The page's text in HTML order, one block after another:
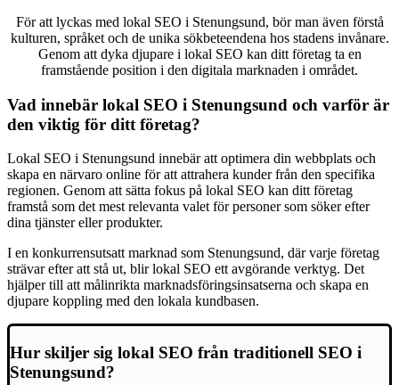
För att lyckas med lokal SEO i Stenungsund, bör man även förstå
kulturen, språket och de unika sökbeteendena hos stadens invånare.
Genom att dyka djupare i lokal SEO kan ditt företag ta en
framstående position i den digitala marknaden i området.
Vad innebär lokal SEO i Stenungsund och varför är
den viktig för ditt företag?
Lokal SEO i Stenungsund innebär att optimera din webbplats och
skapa en närvaro online för att attrahera kunder från den specifika
regionen. Genom att sätta fokus på lokal SEO kan ditt företag
framstå som det mest relevanta valet för personer som söker efter
dina tjänster eller produkter.
I en konkurrensutsatt marknad som Stenungsund, där varje företag
strävar efter att stå ut, blir lokal SEO ett avgörande verktyg. Det
hjälper till att målinrikta marknadsföringsinsatserna och skapa en
djupare koppling med den lokala kundbasen.
Hur skiljer sig lokal SEO från traditionell SEO i
Stenungsund?